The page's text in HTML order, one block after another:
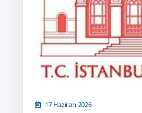
17 Haziran 2026